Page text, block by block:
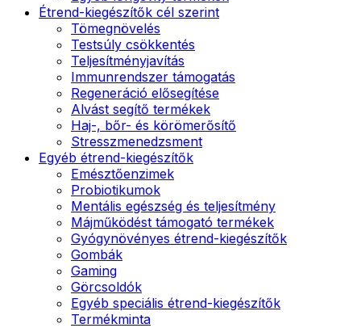
Étrend-kiegészítők cél szerint
Tömegnövelés
Testsúly csökkentés
Teljesítményjavítás
Immunrendszer támogatás
Regeneráció elősegítése
Alvást segítő termékek
Haj-, bőr- és körömerősítő
Stresszmenedzsment
Egyéb étrend-kiegészítők
Emésztőenzimek
Probiotikumok
Mentális egészség és teljesítmény
Májműködést támogató termékek
Gyógynövényes étrend-kiegészítők
Gombák
Gaming
Görcsoldók
Egyéb speciális étrend-kiegészítők
Termékminta